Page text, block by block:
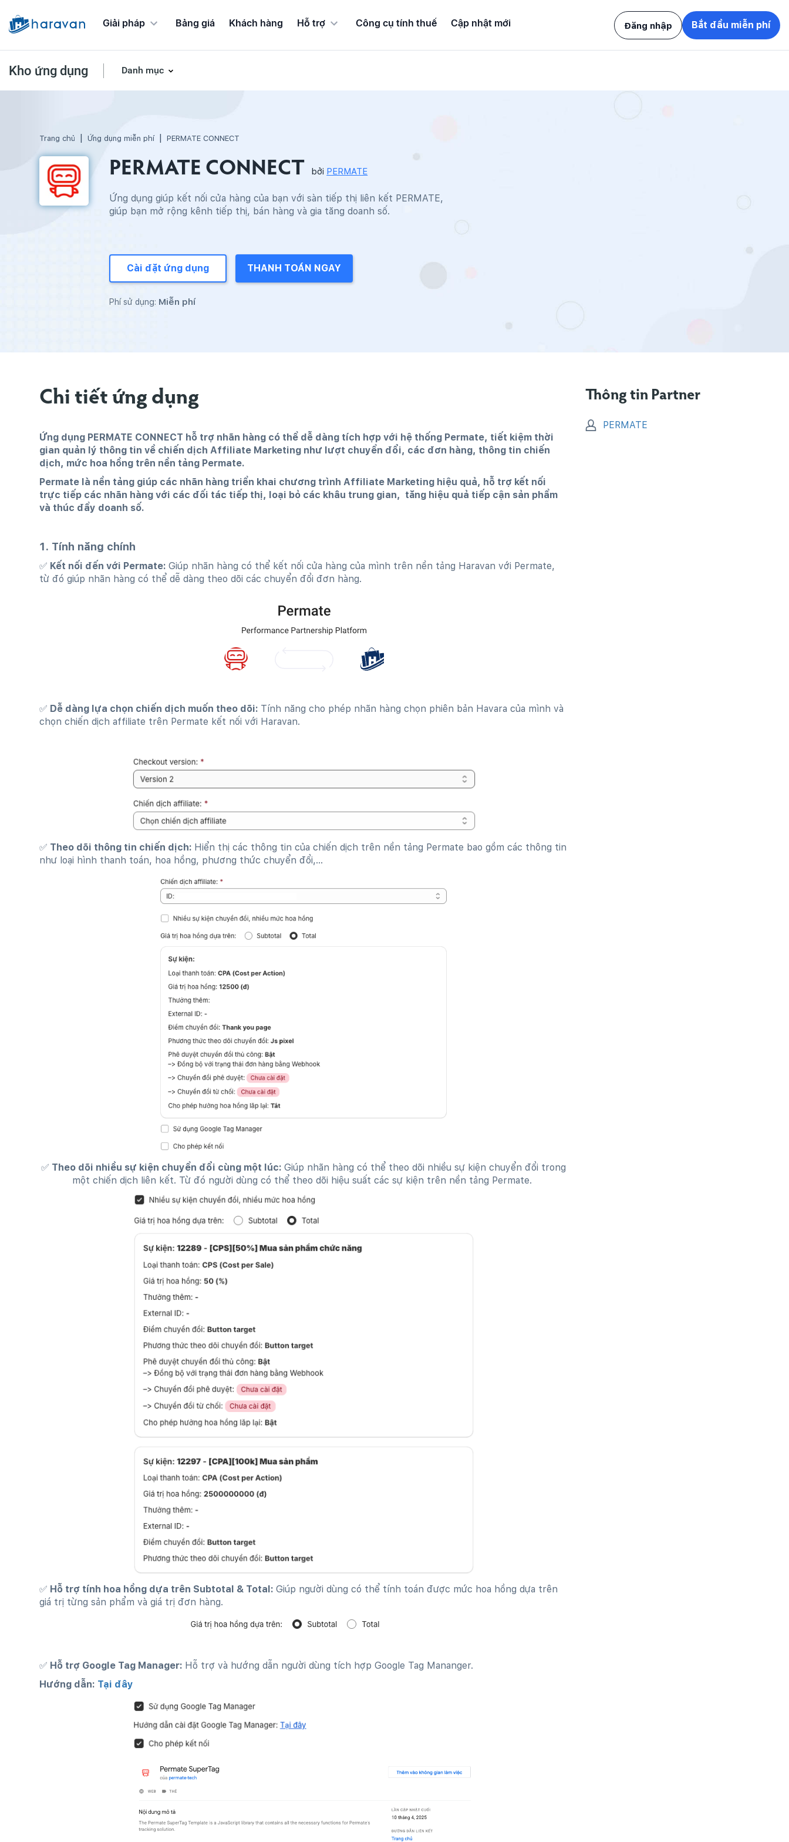
Giải pháp Bảng giá Khách hàng Hỗ trợ Công cụ tính thuế Cập nhật mới Đăng nhập Bắt đầu miễn phí
Kho ứng dụng Danh mục
Trang chủ Ứng dụng miễn phí PERMATE CONNECT
PERMATE CONNECT bởi PERMATE
Ứng dụng giúp kết nối cửa hàng của bạn với sàn tiếp thị liên kết PERMATE,
giúp bạn mở rộng kênh tiếp thị, bán hàng và gia tăng doanh số.
Cài đặt ứng dụng THANH TOÁN NGAY
Phí sử dụng: Miễn phí
Chi tiết ứng dụng
Ứng dụng PERMATE CONNECT hỗ trợ nhãn hàng có thể dễ dàng tích hợp với hệ thống Permate, tiết kiệm thời
gian quản lý thông tin về chiến dịch Affiliate Marketing như lượt chuyển đổi, các đơn hàng, thông tin chiến
dịch, mức hoa hồng trên nền tảng Permate.
Permate là nền tảng giúp các nhãn hàng triển khai chương trình Affiliate Marketing hiệu quả, hỗ trợ kết nối
trực tiếp các nhãn hàng với các đối tác tiếp thị, loại bỏ các khâu trung gian, tăng hiệu quả tiếp cận sản phẩm
và thúc đẩy doanh số.
1. Tính năng chính
✅ Kết nối đến với Permate:Giúp nhãn hàng có thể kết nối cửa hàng của mình trên nền tảng Haravan với Permate,
từ đó giúp nhãn hàng có thể dễ dàng theo dõi các chuyển đổi đơn hàng.
✅ Dễ dàng lựa chọn chiến dịch muốn theo dõi: Tính năng cho phép nhãn hàng chọn phiên bản Havara của mình và
chọn chiến dịch affiliate trên Permate kết nối với Haravan.
✅ Theo dõi thông tin chiến dịch: Hiển thị các thông tin của chiến dịch trên nền tảng Permate bao gồm các thông tin
như loại hình thanh toán, hoa hồng, phương thức chuyển đổi,...
✅ Theo dõi nhiều sự kiện chuyển đổi cùng một lúc:Giúp nhãn hàng có thể theo dõi nhiều sự kiện chuyển đổi trong
một chiến dịch liên kết. Từ đó người dùng có thể theo dõi hiệu suất các sự kiện trên nền tảng Permate.
✅ Hỗ trợ tính hoa hồng dựa trên Subtotal & Total:Giúp người dùng có thể tính toán được mức hoa hồng dựa trên
giá trị từng sản phẩm và giá trị đơn hàng.
✅ Hỗ trợ Google Tag Manager: Hỗ trợ và hướng dẫn người dùng tích hợp Google Tag Mananger.
Hướng dẫn: Tại đây
Thông tin Partner
PERMATE